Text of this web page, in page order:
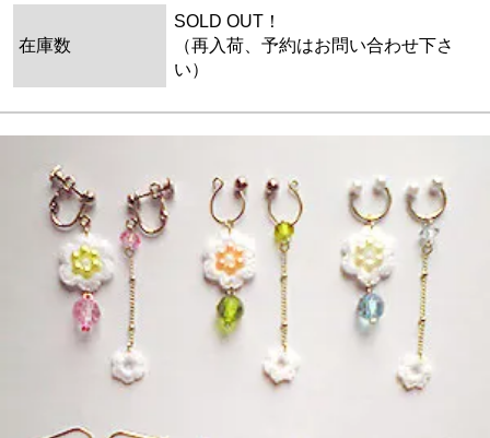
在庫数
SOLD OUT！
（再入荷、予約はお問い合わせ下さ
い）